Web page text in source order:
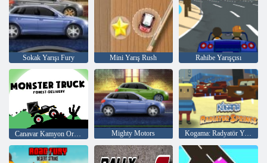
Sokak Yarışı Fury Mini Yarış Rush Rahibe Yarışçısı
Canavar Kamyon Orman Teslimi Mighty Motors Kogama: Radyatör Yayları